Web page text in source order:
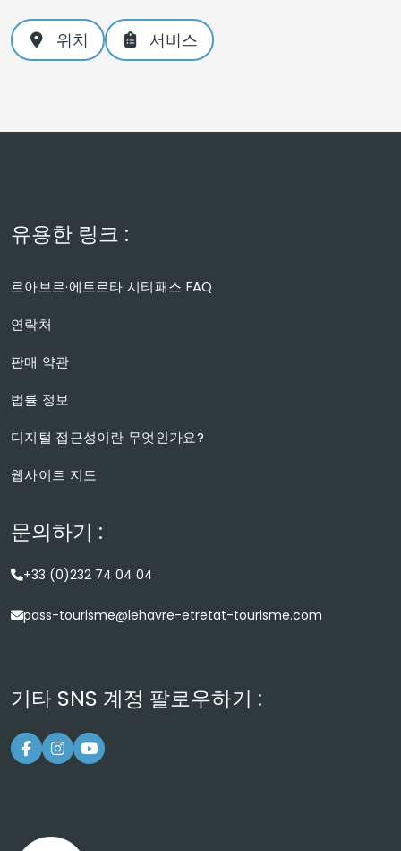
위치 서비스
유용한 링크 :
르아브르·에트르타 시티패스 FAQ
연락처
판매 약관
법률 정보
디지털 접근성이란 무엇인가요?
웹사이트 지도
문의하기 :
+33 (0)232 74 04 04
pass-tourisme@lehavre-etretat-tourisme.com
기타 SNS 계정 팔로우하기 :